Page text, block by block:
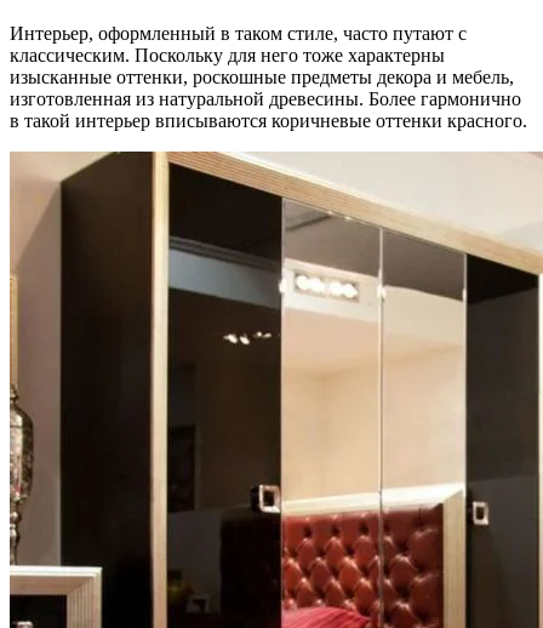
Интерьер, оформленный в таком стиле, часто путают с
классическим. Поскольку для него тоже характерны
изысканные оттенки, роскошные предметы декора и мебель,
изготовленная из натуральной древесины. Более гармонично
в такой интерьер вписываются коричневые оттенки красного.